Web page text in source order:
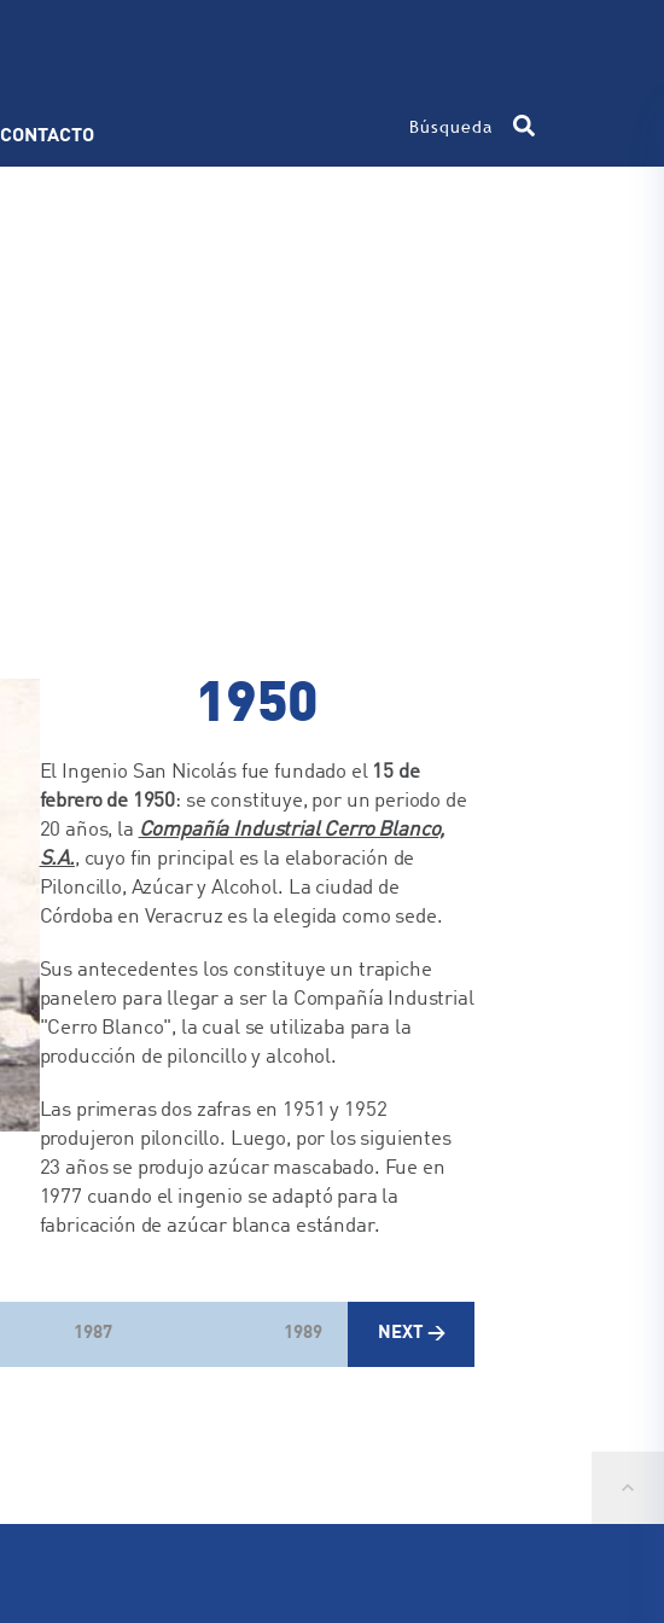
CONTACTO
1950
El Ingenio San Nicolás fue fundado el 15 de
febrero de 1950: se constituye, por un periodo de
20 años, la Compañía Industrial Cerro Blanco,
S.A., cuyo fin principal es la elaboración de
Piloncillo, Azúcar y Alcohol. La ciudad de
Córdoba en Veracruz es la elegida como sede.
Sus antecedentes los constituye un trapiche
panelero para llegar a ser la Compañía Industrial
"Cerro Blanco", la cual se utilizaba para la
producción de piloncillo y alcohol.
Las primeras dos zafras en 1951 y 1952
produjeron piloncillo. Luego, por los siguientes
23 años se produjo azúcar mascabado. Fue en
1977 cuando el ingenio se adaptó para la
fabricación de azúcar blanca estándar.
1987 1989 NEXT →